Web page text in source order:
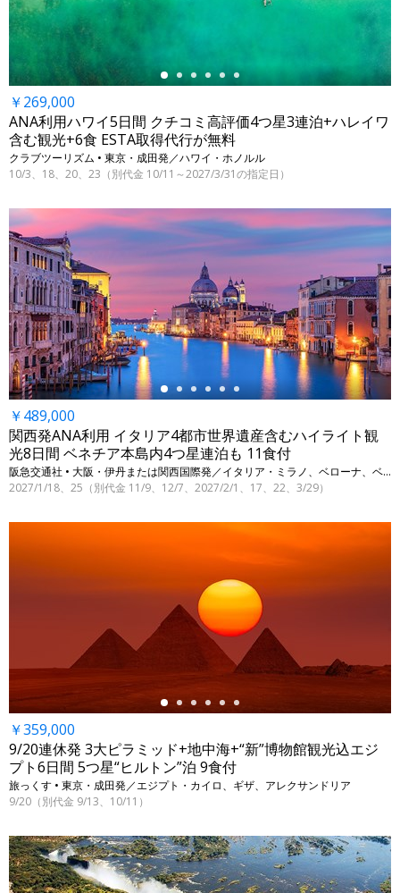
￥269,000
ANA利用ハワイ5日間 クチコミ高評価4つ星3連泊+ハレイワ
含む観光+6食 ESTA取得代行が無料
クラブツーリズム • 東京・成田発／ハワイ・ホノルル
10/3、18、20、23（別代金 10/11～2027/3/31の指定日）
←
￥489,000
関西発ANA利用 イタリア4都市世界遺産含むハイライト観
光8日間 ベネチア本島内4つ星連泊も 11食付
阪急交通社 • 大阪・伊丹または関西国際発／イタリア・ミラノ、ベローナ、ベネチア、フィレンツェ
2027/1/18、25（別代金 11/9、12/7、2027/2/1、17、22、3/29）
￥359,000
9/20連休発 3大ピラミッド+地中海+“新”博物館観光込エジ
プト6日間 5つ星“ヒルトン”泊 9食付
旅っくす • 東京・成田発／エジプト・カイロ、ギザ、アレクサンドリア
9/20（別代金 9/13、10/11）